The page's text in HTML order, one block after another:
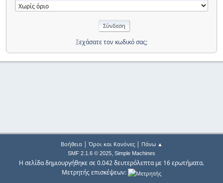
Ξεχάσατε τον κωδικό σας;
Βοήθεια| Όροι και Κανόνες| Πάνω ▲
SMF 2.1.6 © 2025, Simple Machines
Η σελίδα δημιουργήθηκε σε 0.042 δευτερόλεπτα με 16 ερωτήματα.
Μετρητής επισκέψεων: